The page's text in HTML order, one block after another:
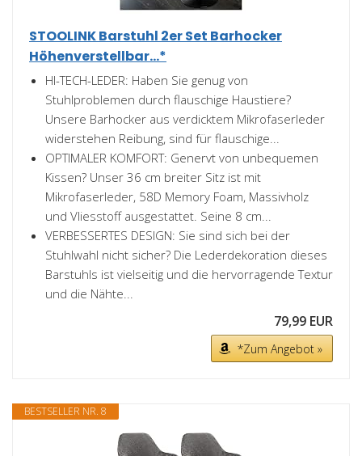
STOOLINK Barstuhl 2er Set Barhocker
Höhenverstellbar...*
HI-TECH-LEDER: Haben Sie genug von
Stuhlproblemen durch flauschige Haustiere?
Unsere Barhocker aus verdicktem Mikrofaserleder
widerstehen Reibung, sind für flauschige...
OPTIMALER KOMFORT: Genervt von unbequemen
Kissen? Unser 36 cm breiter Sitz ist mit
Mikrofaserleder, 58D Memory Foam, Massivholz
und Vliesstoff ausgestattet. Seine 8 cm...
VERBESSERTES DESIGN: Sie sind sich bei der
Stuhlwahl nicht sicher? Die Lederdekoration dieses
Barstuhls ist vielseitig und die hervorragende Textur
und die Nähte...
79,99 EUR
*Zum Angebot »
BESTSELLER NR. 8